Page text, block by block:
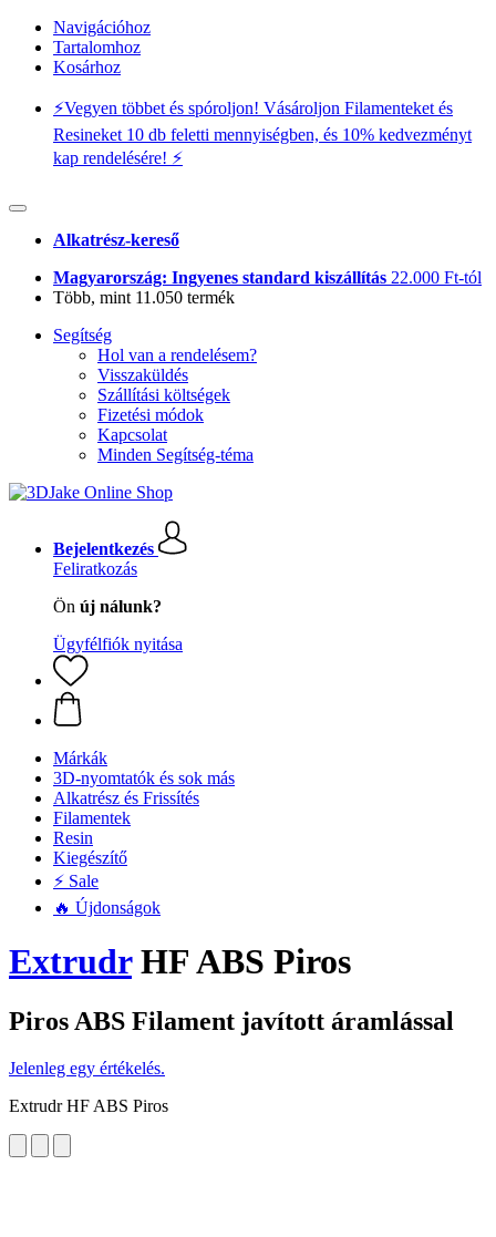
Navigációhoz
Tartalomhoz
Kosárhoz
⚡️Vegyen többet és spóroljon! Vásároljon Filamenteket és
Resineket 10 db feletti mennyiségben, és 10% kedvezményt
kap rendelésére! ⚡️
Alkatrész-kereső
Magyarország: Ingyenes standard kiszállítás 22.000 Ft-tól
Több, mint 11.050 termék
Segítség
Hol van a rendelésem?
Visszaküldés
Szállítási költségek
Fizetési módok
Kapcsolat
Minden Segítség-téma
Bejelentkezés
Feliratkozás
Ön új nálunk?
Ügyfélfiók nyitása
Márkák
3D-nyomtatók és sok más
Alkatrész és Frissítés
Filamentek
Resin
Kiegészítő
⚡ Sale
🔥 Újdonságok
ExtrudrHF ABS Piros
Piros ABS Filament javított áramlással
Jelenleg egy értékelés.
Extrudr HF ABS Piros